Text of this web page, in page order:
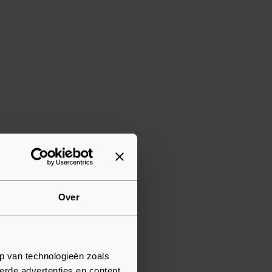
Over
van technologieën zoals